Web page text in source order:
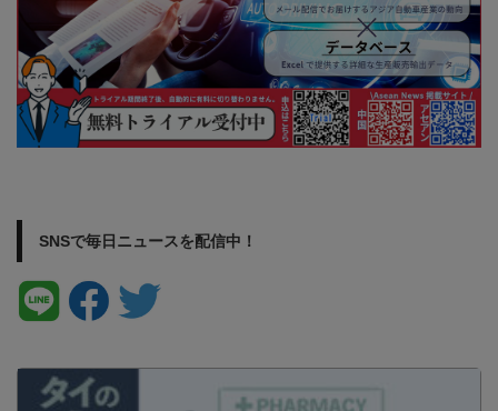
SNSで毎日ニュースを配信中！